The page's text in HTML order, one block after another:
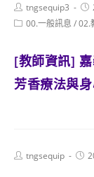
Post
author:
tngsequip3
Post00.一般訊息 /02.
[教師資訊]
芳香療法與
Posttngsequip
Post